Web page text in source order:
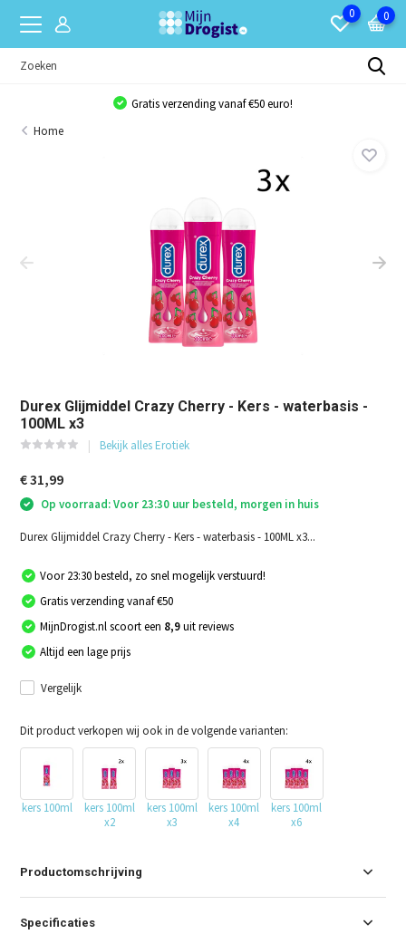
0 0
Gratis verzending vanaf €50 euro!
Home
Durex Glijmiddel Crazy Cherry - Kers - waterbasis -
100ML x3
Bekijk alles Erotiek
€ 31,99
Op voorraad: Voor 23:30 uur besteld, morgen in huis
Durex Glijmiddel Crazy Cherry - Kers - waterbasis - 100ML x3...
Voor 23:30 besteld, zo snel mogelijk verstuurd!
Gratis verzending vanaf €50
MijnDrogist.nl scoort een 8,9uit reviews
Altijd een lage prijs
Vergelijk
Dit product verkopen wij ook in de volgende varianten:
kers 100ml
kers 100ml
x2
kers 100ml
x3
kers 100ml
x4
kers 100ml
x6
Productomschrijving
Specificaties